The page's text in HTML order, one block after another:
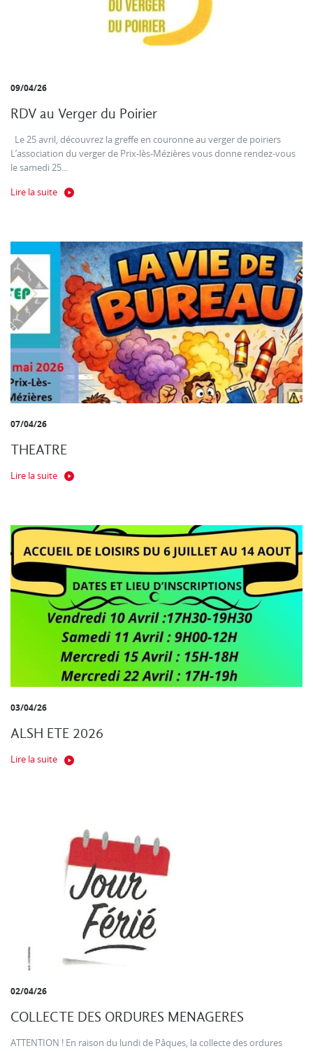
09/04/26
RDV au Verger du Poirier
Le 25 avril, découvrez la greffe en couronne au verger de poiriers
L’association du verger de Prix-lès-Mézières vous donne rendez-vous
le samedi 25...
Lire la suite
07/04/26
THEATRE
Lire la suite
03/04/26
ALSH ETE 2026
Lire la suite
02/04/26
COLLECTE DES ORDURES MENAGERES
ATTENTION ! En raison du lundi de Pâques, la collecte des ordures